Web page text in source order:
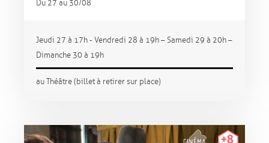
Du 27 au 30/08
Jeudi 27 à 17h - Vendredi 28 à 19h – Samedi 29 à 20h –
Dimanche 30 à 19h
au Théâtre (billet à retirer sur place)